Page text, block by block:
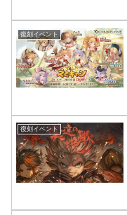
復刻イベント
復刻イベント